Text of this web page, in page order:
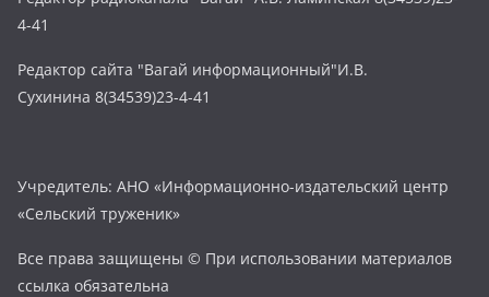
4-41
Редактор сайта "Вагай информационный"И.В.
Сухинина 8(34539)23-4-41
Учредитель: АНО «Информационно-издательский центр
«Сельский труженик»
Все права защищены © При использовании материалов
ссылка обязательна